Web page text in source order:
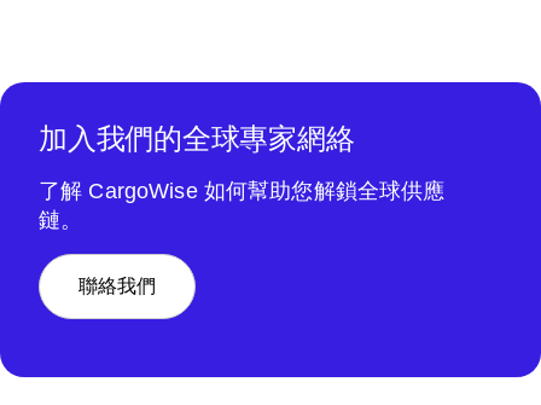
加入我們的全球專家網絡
了解 CargoWise 如何幫助您解鎖全球供應
鏈。
聯絡我們